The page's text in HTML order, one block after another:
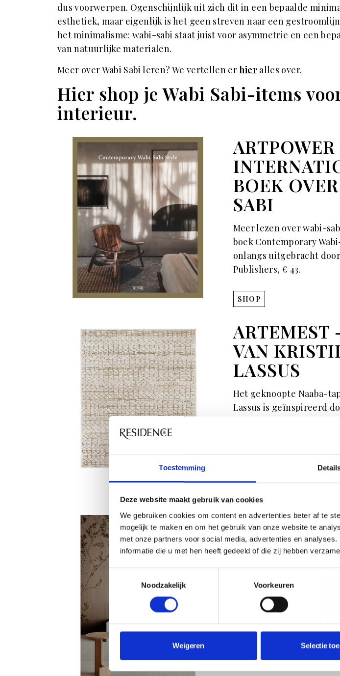
Toestemming
Deze website maakt gebruik van cookies
We gebruiken cookies om content en advertenties beter af te
mogelijk te maken en om het gebruik van onze website te
met onze partners voor social media, advertenties en
informatie die u met hen heeft gedeeld of die zij hebben
Noodzakelijk
Voorkeuren
Weigeren Selectie
dus voorwerpen. Ogenschijnlijk uit zich dit in een bepaalde
esthetiek, maar eigenlijk is het geen streven naar een
het minimalisme: wabi-sabi staat juist voor asymmetrie en een
van natuurlijke materialen.
Meer over Wabi Sabi leren? We vertellen er hieralles over.
Hier shop je Wabi Sabi-items
interieur.
ARTPOWER
BOEK
SABI
Meer lezen over wabi-
boek Contemporary
onlangs uitgebracht
Publishers, € 43.
SHOP
ARTEMEST
VAN
LASSUS
Het geknoopte Naaba-
Lassus is geïnspireerd
BASSANESI
Federica Biasi ontwierp
Bassanesi een
Wabi-Sabi, gebaseerd
filosofie.
SHOP